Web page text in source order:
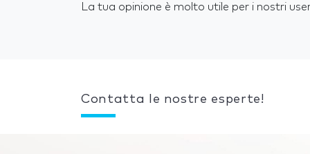
La tua opinione è molto utile per i nostri
Contatta le nostre esperte!